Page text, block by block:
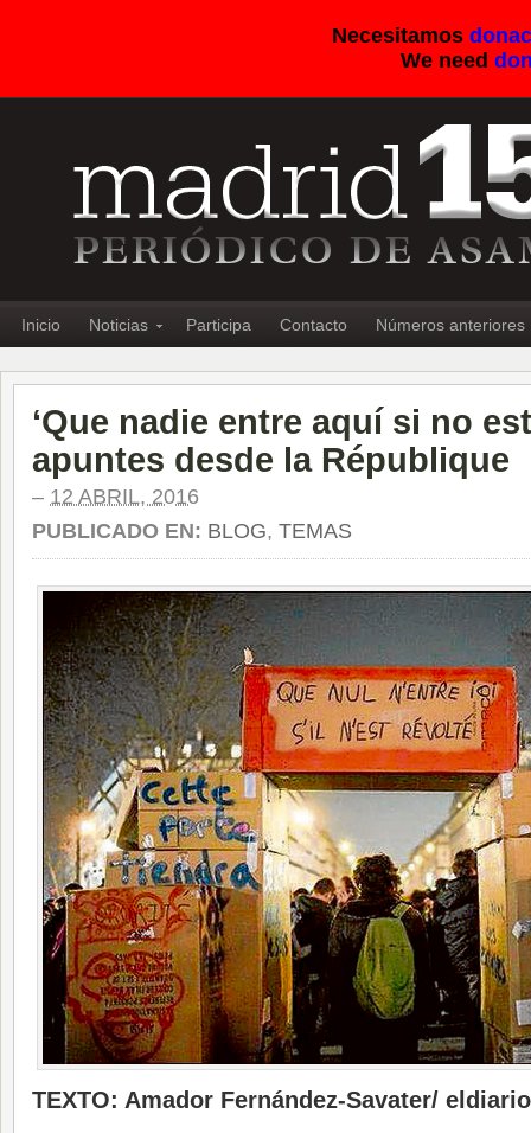
Necesitamos
We need
Inicio Noticias Participa Contacto Números anteriores
‘Que nadie entre aquí si no
apuntes desde la République
– 12 ABRIL, 2016
PUBLICADO EN: BLOG, TEMAS
TEXTO: Amador Fernández-Savater/